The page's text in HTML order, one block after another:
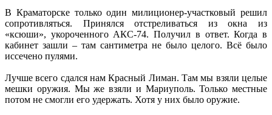
В Краматорске только один милиционер-участковый решил
сопротивляться. Принялся отстреливаться из окна из
«ксюши», укороченного АКС-74. Получил в ответ. Когда в
кабинет зашли – там сантиметра не было целого. Всё было
иссечено пулями.
Лучше всего сдался нам Красный Лиман. Там мы взяли целые
мешки оружия. Мы же взяли и Мариуполь. Только местные
потом не смогли его удержать. Хотя у них было оружие.